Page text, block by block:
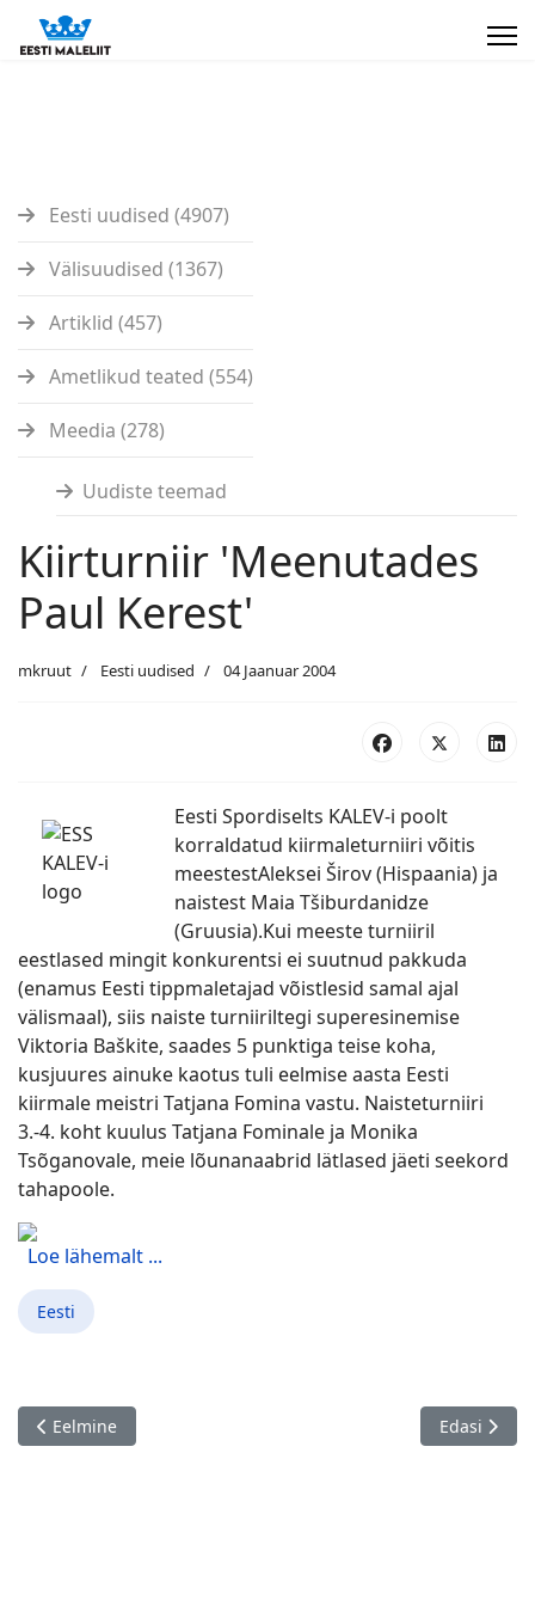
Eesti uudised (4907)
Välisuudised (1367)
Artiklid (457)
Ametlikud teated (554)
Meedia (278)
Uudiste teemad
Kiirturniir 'Meenutades
Paul Kerest'
mkruut Eesti uudised 04 Jaanuar 2004
Eesti Spordiselts KALEV-i poolt
korraldatud kiirmaleturniiri võitis
meestestAleksei Širov (Hispaania) ja
naistest Maia Tšiburdanidze
(Gruusia).Kui meeste turniiril
eestlased mingit konkurentsi ei suutnud pakkuda
(enamus Eesti tippmaletajad võistlesid samal ajal
välismaal), siis naiste turniiriltegi superesinemise
Viktoria Baškite, saades 5 punktiga teise koha,
kusjuures ainuke kaotus tuli eelmise aasta Eesti
kiirmale meistri Tatjana Fomina vastu. Naisteturniiri
3.-4. koht kuulus Tatjana Fominale ja Monika
Tsõganovale, meie lõunanaabrid lätlased jäeti seekord
tahapoole.
Loe lähemalt ...
Eesti
Eelmine artikkel: Rapid Tournament 'Paul Keres Memorial'
Eelmine Järgmine
Edasi